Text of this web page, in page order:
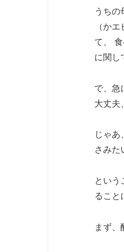
うちの
（か
て、
に関し
で、急
大丈夫
じゃあ
さみた
という
ること
まず、